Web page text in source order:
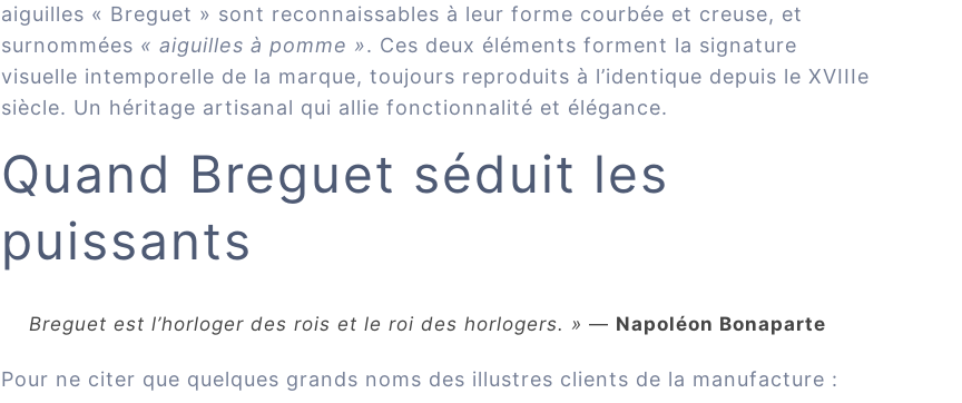
aiguilles « Breguet » sont reconnaissables à leur forme courbée et creuse, et
surnommées « aiguilles à pomme ». Ces deux éléments forment la signature
visuelle intemporelle de la marque, toujours reproduits à l’identique depuis le XVIIIe
siècle. Un héritage artisanal qui allie fonctionnalité et élégance.
Quand Breguet séduit les
puissants
Breguet est l’horloger des rois et le roi des horlogers. » — Napoléon Bonaparte
Pour ne citer que quelques grands noms des illustres clients de la manufacture :